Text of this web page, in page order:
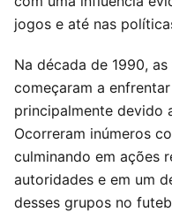
jogos e até nas
Na década de 1990,
começaram a
principalmente devido
Ocorreram inúmeros
culminando em ações
autoridades e em um
desses grupos no